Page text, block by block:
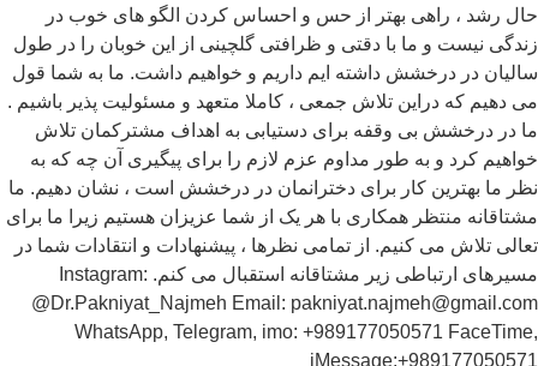
رشد ، راهی بهتر از حس و احساس کردن الگو های خوب در
نیست و ما با دقتی و ظرافتی گلچینی از این خوبان را در طول
در درخشش داشته ایم داریم و خواهیم داشت. ما به شما قول
دهیم که دراین تلاش جمعی ، کاملا متعهد و مسئولیت پذیر باشیم .
در درخشش بی وقفه برای دستیابی به اهداف مشترکمان تلاش
کرد و به طور مداوم عزم لازم را برای پیگیری آن چه که به
ما بهترین کار برای دخترانمان در درخشش است ، نشان دهیم. ما
منتظر همکاری با هر یک از شما عزیزان هستیم زیرا ما برای
تلاش می کنیم. از تمامی نظرها ، پیشنهادات و انتقادات شما در
مسیرهای ارتباطی زیر مشتاقانه استقبال می کنم. Instagram:
@Dr.Pakniyat_Najmeh Email:
WhatsApp, Telegram, imo: +989177050571